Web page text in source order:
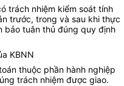
trách nhiệm kiểm soát tính
trước, trong và sau khi thực
bảo tuân thủ đúng quy định
KBNN
thuộc phần hành nghiệp
trách nhiệm được giao.